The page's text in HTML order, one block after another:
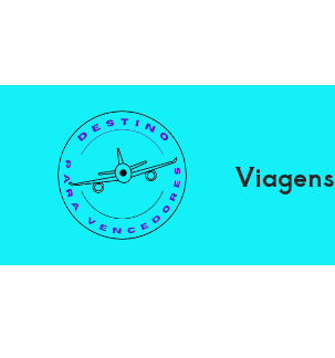
conteúdo
Viagens